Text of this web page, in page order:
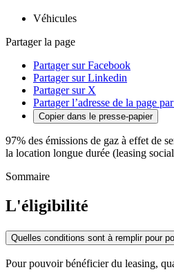
Véhicules
Partager la page
Partager sur Facebook
Partager sur Linkedin
Partager sur X
Partager l’adresse de la page
Copier dans le presse-papier
97% des émissions de gaz à effet de
la location longue durée (leasing
Sommaire
L'éligibilité
Quelles conditions sont à remplir pour
Pour pouvoir bénéficier du leasing,